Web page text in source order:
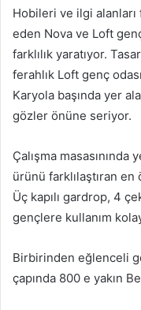
Hobileri ve ilgi
eden Nova ve Loft
farklılık yaratıyor.
ferahlık Loft genç
Karyola başında yer
gözler önüne seriyor.
Çalışma masasınında
ürünü farklılaştıran
Üç kapılı gardrop, 4
gençlere kullanım
Birbirinden eğlenceli
çapında 800 e yakın